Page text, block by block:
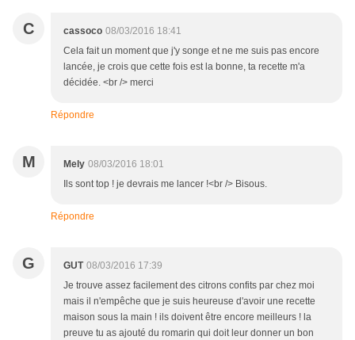
C cassoco 08/03/2016 18:41
Cela fait un moment que j'y songe et ne me suis pas encore
lancée, je crois que cette fois est la bonne, ta recette m'a
décidée. <br /> merci
Répondre
M Mely 08/03/2016 18:01
Ils sont top ! je devrais me lancer !<br /> Bisous.
Répondre
G GUT 08/03/2016 17:39
Je trouve assez facilement des citrons confits par chez moi
mais il n'empêche que je suis heureuse d'avoir une recette
maison sous la main ! ils doivent être encore meilleurs ! la
preuve tu as ajouté du romarin qui doit leur donner un bon